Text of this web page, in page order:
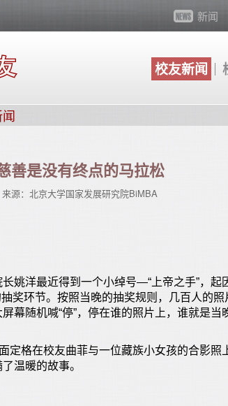
校友新闻
新闻
善是没有终点的马拉松
来源： 北京大学国家发展研究院BiMBA
姚洋最近得到一个小绰号—“上帝之手”，起
奖环节。按照当晚的抽奖规则，几百人的
幕随机喊“停”，停在谁的照片上，谁就是当
格在校友曲菲与一位藏族小女孩的合影照
温暖的故事。